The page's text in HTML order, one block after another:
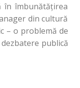
în îmbunătăţirea
din cultură
– o problemă de
publică